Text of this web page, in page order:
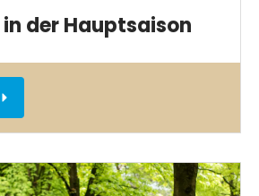
der Hauptsaison